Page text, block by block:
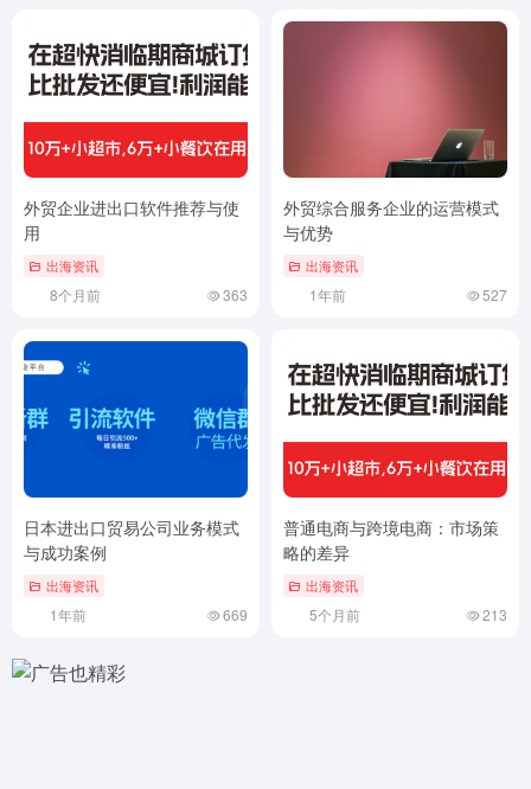
外贸企业进出口软件推荐与使
用
出海资讯
8个月前 363
外贸综合服务企业的运营模式
与优势
出海资讯
1年前 527
日本进出口贸易公司业务模式
与成功案例
出海资讯
1年前 669
普通电商与跨境电商：市场策
略的差异
出海资讯
5个月前 213